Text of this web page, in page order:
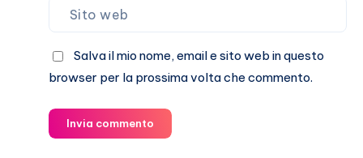
Salva il mio nome, email e sito web in questo
browser per la prossima volta che commento.
Invia commento